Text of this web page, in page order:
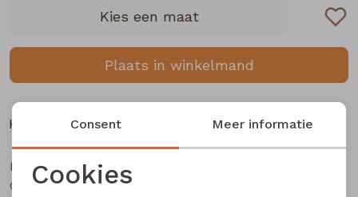
Bermuda's
Rokken
Kies een maat
Plaats in winkelmand
Kenmerken
Merk
CategorieNoodzakelijke cookies
Consent Meer informatie
Cookies